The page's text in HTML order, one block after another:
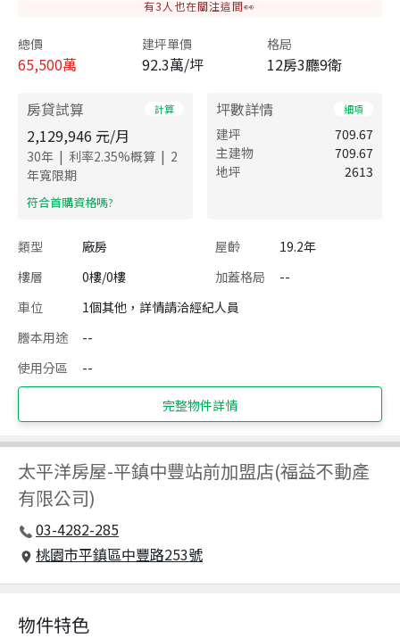
有3 人也在關注這間👀
總價
65,500萬
建坪單價
92.3萬/坪
格局
12房3廳9衛
房貸試算 計算
2,129,946 元/月
30年 | 利率2.35%概算 | 2
年寬限期
​符合首購資格嗎?
坪數詳情 細項
建坪
709.67
主建物
709.67
地坪
2613
類型 廠房 屋齡
19.2年
樓層
0樓/0樓 加蓋格局
--
車位
1個其他，詳情請洽經紀人員
謄本用途
--
使用分區
--
完整物件詳情
太平洋房屋-平鎮中豐站前加盟店(福益不動產
有限公司)
03-4282-285
桃園市平鎮區中豐路253號
物件特色